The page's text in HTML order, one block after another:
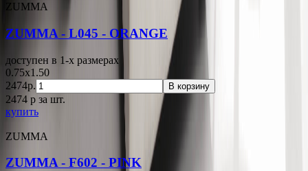
ZUMMA
ZUMMA - L045 - ORANGE
доступен в 1-x размерах
0.75x1.50
2474р.
В корзину
2474 p за шт.
купить
ZUMMA
ZUMMA - F602 - PINK